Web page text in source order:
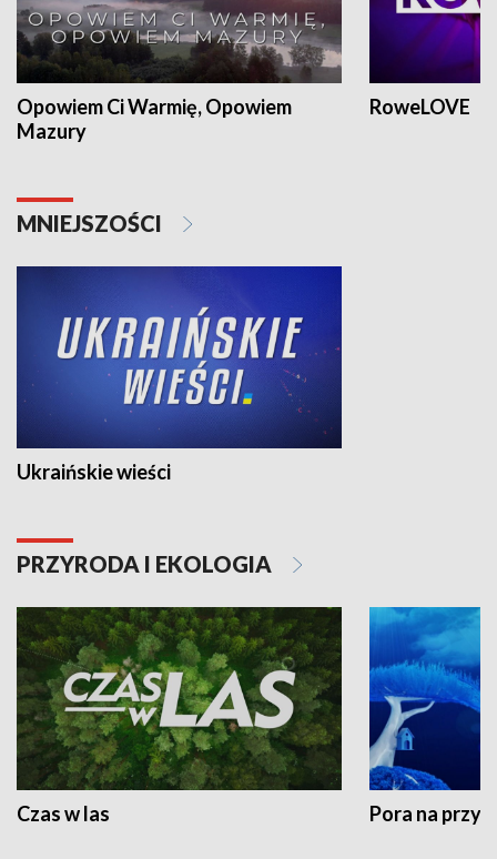
Opowiem Ci Warmię, Opowiem
Mazury
RoweLOVE
MNIEJSZOŚCI
Ukraińskie wieści
PRZYRODA I EKOLOGIA
Czas w las Pora na